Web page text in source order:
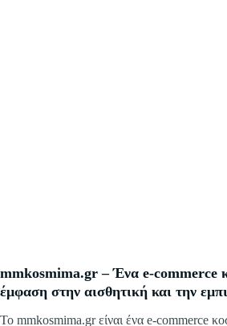
mmkosmima.gr – Ένα e-commerce
έμφαση στην αισθητική και την
Το mmkosmima.gr είναι ένα e-commerce